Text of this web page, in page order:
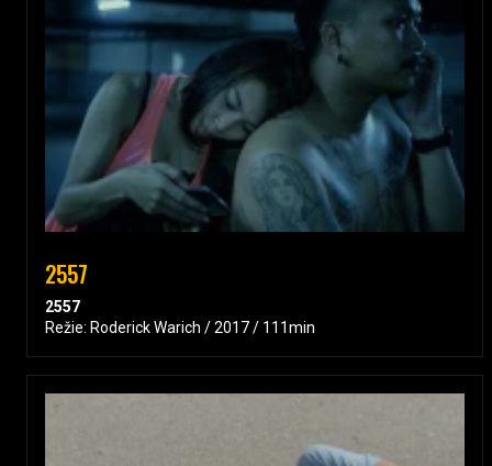
2557
2557
Režie: Roderick Warich / 2017 / 111min